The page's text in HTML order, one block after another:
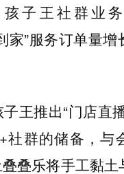
子王社群业
家”服务订单量增
王推出“门店直
社群的储备，与
叠乐将手工黏土